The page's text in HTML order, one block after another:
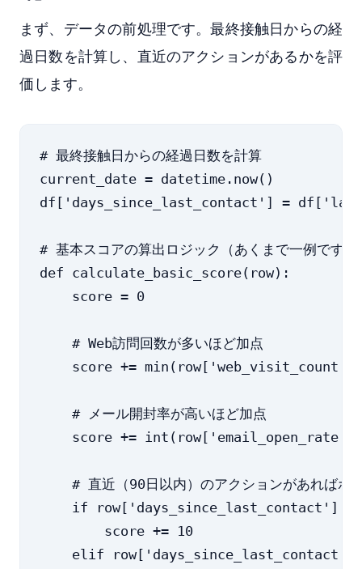
まず、データの前処理です。最終接触日からの経
過日数を計算し、直近のアクションがあるかを評
価します。
# 最終接触日からの経過日数を計算
current_date = datetime.now()
df['days_since_last_contact'] =
# 基本スコアの算出ロジック（あくまで一例です）
def calculate_basic_score(row):
    score = 0
    # Web訪問回数が多いほど加点
score +=
    # メール開封率が高いほど加点
score += int(row['email_open_rate']
# 直近（90日以内）のアクションがあればボ
if row['days_since_last_contact'] <
        score += 10
elif row['days_since_last_contact']